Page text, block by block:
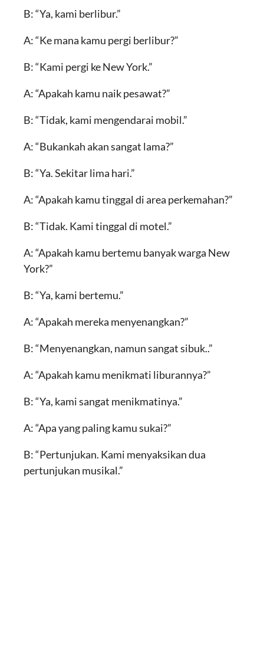
B: “Ya, kami berlibur.”
A: “Ke mana kamu pergi berlibur?”
B: “Kami pergi ke New York.”
A: “Apakah kamu naik pesawat?”
B: “Tidak, kami mengendarai mobil.”
A: “Bukankah akan sangat lama?”
B: “Ya. Sekitar lima hari.”
A: “Apakah kamu tinggal di area perkemahan?”
B: “Tidak. Kami tinggal di motel.”
A: “Apakah kamu bertemu banyak warga New
York?”
B: “Ya, kami bertemu.”
A: “Apakah mereka menyenangkan?”
B: “Menyenangkan, namun sangat sibuk..”
A: “Apakah kamu menikmati liburannya?”
B: “Ya, kami sangat menikmatinya.”
A: “Apa yang paling kamu sukai?”
B: “Pertunjukan. Kami menyaksikan dua
pertunjukan musikal.”